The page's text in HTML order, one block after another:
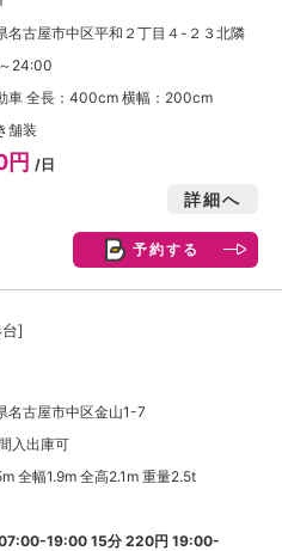
名古屋市中区平和２丁目４-２３北隣
24:00
車 全長：400cm 横幅：200cm
舗装
円 /日
詳細へ
予約する
]
名古屋市中区金山1-7
入出庫可
全幅1.9m 全高2.1m 重量2.5t
19:00 15分 220円 19:00-